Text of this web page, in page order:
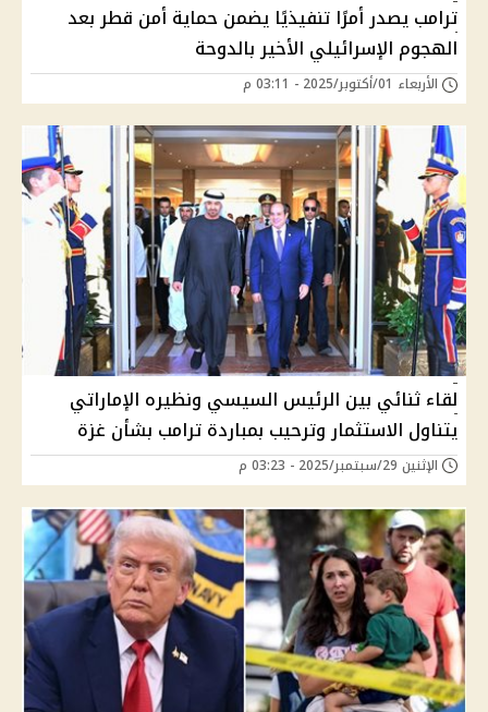
ترامب يصدر أمرًا تنفيذيًا يضمن حماية أمن قطر بعد
الهجوم الإسرائيلي الأخير بالدوحة
الأربعاء 01/أكتوبر/2025 - 03:11 م
لقاء ثنائي بين الرئيس السيسي ونظيره الإماراتي
يتناول الاستثمار وترحيب بمباردة ترامب بشأن غزة
الإثنين 29/سبتمبر/2025 - 03:23 م